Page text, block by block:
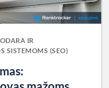
IR
SISTEMOMS (SEO)